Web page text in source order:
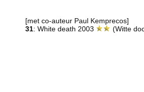
[met co-auteur Paul Kemprecos]
31: White death 2003 (Witte